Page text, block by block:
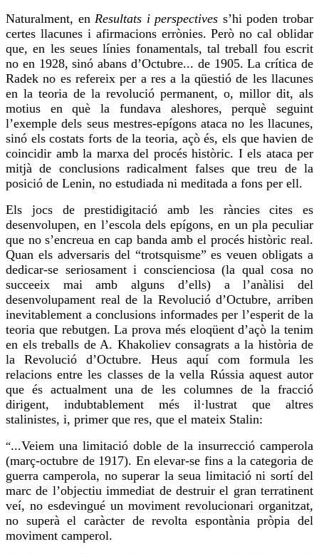
Naturalment, enResultats i perspectives s’hi poden trobar
certes llacunes i afirmacionserrònies. Però no cal oblidar
que, en les seues línies fonamentals, tal treball fouescrit
no en 1928, sinó abans d’Octubre... de 1905. La crítica de
Radek no es refereix per a res a la qüestió de les llacunes
en la teoria de la revolució permanent, o, millor dit, als
motius en què la fundava aleshores,perquè seguint
l’exemple dels seus mestres-epígons ataca no les llacunes,
sinó els costats forts de la teoria, açò és, els que havien de
coincidir amb la marxa del procés històric. I els ataca per
mitjà de conclusions radicalment falses quetreu de la
posició de Lenin, no estudiada ni meditada a fons per ell.
Els jocs de prestidigitació amb les rànciescites es
desenvolupen, en l’escola dels epígons, en un pla peculiar
que no s’encreua en cap banda amb el procés històric real.
Quan els adversaris del “trotsquisme” esveuen obligats a
dedicar-se seriosament i conscienciosa (la qual cosa no
succeeix mai amb alguns d’ells) a l’anàlisi del
desenvolupament realde la Revolució d’Octubre, arriben
inevitablement a conclusions informades per l’esperit de la
teoria que rebutgen. Laprova més eloqüent d’açò la tenim
en els treballs de A. Khakolievconsagrats a la història de
la Revolució d’Octubre. Heus aquí com formula les
relacions entre les classes de la vella Rússia aquest autor
que és actualment una de les columnes de la fracció
dirigent, indubtablement més il·lustrat que altres
stalinistes, i, primer que res, que el mateix Stalin:
“...Veiem una limitació doble de la insurrecció camperola
(març-octubre de 1917). En elevar-se fins a la categoria de
guerra camperola, no superar la seua limitació ni sortí del
marc de l’objectiu immediat de destruir el gran terratinent
veí, no esdevingué un moviment revolucionari organitzat,
no superà el caràcter de revolta espontània pròpia del
moviment camperol.